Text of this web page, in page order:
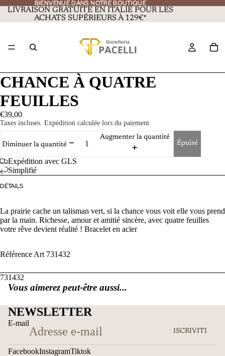
BIENVENUE DANS NOTRE BOUTIQUE
BIENVENUE DANS NOTRE BOUTIQUE
LIVRAISON GRATUITE EN ITALIE POUR LES
ACHATS SUPÉRIEURS À 129€*
CHANCE À QUATRE
FEUILLES
€39,00
Taxes incluses. Expédition calculée lors du paiement.
Diminuer la quantité
Augmenter la quantité
Épuisé
Expédition avec GLS
Simplifié
DÉTAILS
La prairie cache un talisman vert, si la chance vous voit elle vous prend
par la main. Richesse, amour et amitié sincère, avec quatre feuilles
votre rêve devient réalité ! Bracelet en acier
Référence Art 731432
731432
Vous aimerez peut-être aussi...
NEWSLETTER
E-mail
ISCRIVITI
FacebookInstagramTiktok